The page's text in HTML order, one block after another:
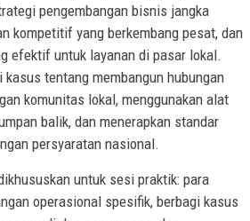
pengembangan bisnis jangka
kompetitif yang berkembang pesat, dan
efektif untuk layanan di pasar lokal.
tentang membangun hubungan
komunitas lokal, menggunakan alat
balik, dan menerapkan standar
persyaratan nasional.
untuk sesi praktik: para
operasional spesifik, berbagi kasus